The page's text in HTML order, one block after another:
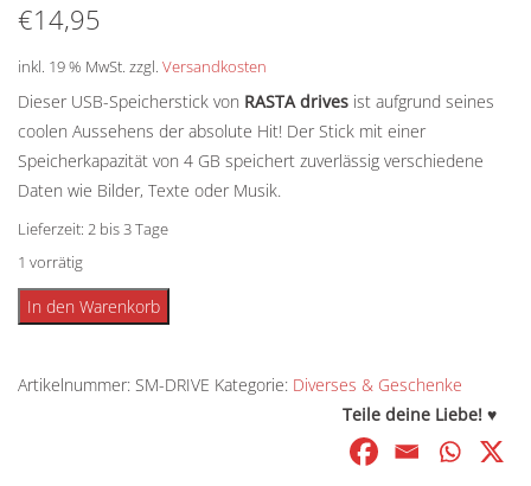
€14,95
inkl. 19 % MwSt. zzgl. Versandkosten
Dieser USB-Speicherstick von RASTA drives ist aufgrund seines
coolen Aussehens der absolute Hit! Der Stick mit einer
Speicherkapazität von 4 GB speichert zuverlässig verschiedene
Daten wie Bilder, Texte oder Musik.
Lieferzeit: 2 bis 3 Tage
1 vorrätig
USB-
Stick
SMOKING
In den Warenkorb
Artikelnummer: SM-DRIVE Kategorie: Diverses & Geschenke
Teile deine Liebe! ♥